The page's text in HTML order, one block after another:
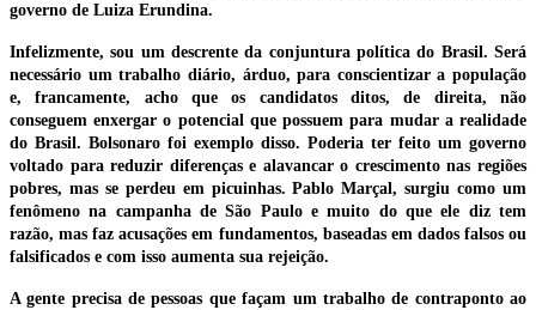
governo de Luiza Erundina.
Infelizmente, sou um descrente da conjuntura política do Brasil. Será
necessário um trabalho diário, árduo, para conscientizar a população
e, francamente, acho que os candidatos ditos, de direita, não
conseguem enxergar o potencial que possuem para mudar a realidade
do Brasil. Bolsonaro foi exemplo disso. Poderia ter feito um governo
voltado para reduzir diferenças e alavancar o crescimento nas regiões
pobres, mas se perdeu em picuinhas. Pablo Marçal, surgiu como um
fenômeno na campanha de São Paulo e muito do que ele diz tem
razão, mas faz acusações em fundamentos, baseadas em dados falsos ou
falsificados e com isso aumenta sua rejeição.
A gente precisa de pessoas que façam um trabalho de contraponto ao